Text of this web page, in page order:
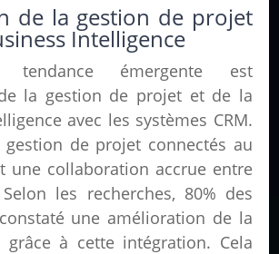
de la gestion de projet
Intelligence
émergente est
la gestion de projet et de la
avec les systèmes CRM.
de projet connectés au
une collaboration accrue entre
les recherches, 80% des
une amélioration de la
grâce à cette intégration. Cela